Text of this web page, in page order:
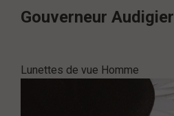
Gouverneur Audigier
Lunettes de vue Homme